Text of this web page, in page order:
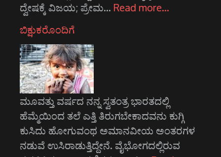
ದ್ವೇಷಕ್ಕೆ ವಿಜಯ; ಪ್ರೇಮ… Read more…
ಬಿಕ್ಷುಕರೊಂದಿಗೆ
ಮೂವತ್ತು ವರ್ಷದ ನನ್ನ ಸ್ವತಂತ್ರ ಭಾರತದಲ್ಲಿ
ಹೆಮ್ಮೆಯಿಂದ ತಲೆ ಎತ್ತಿ ತಿರುಗಬೇಕಾದವನು ಕುಗ್ಗಿ
ಕುಸಿದು ಹೋಗುವಂಥ ಅಮಾನವೀಯ ಅಂತರಗಳ
ನಡುವೆ ಉಸಿರಾಡುತ್ತಿದ್ದೇನೆ. ವೈಭೋಗದಲ್ಲಿರುವ